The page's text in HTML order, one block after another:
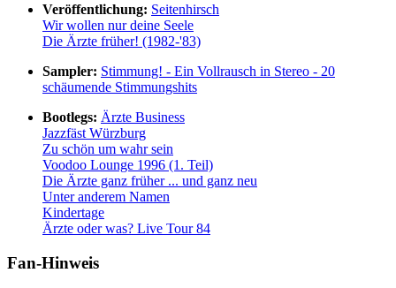
Veröffentlichung: Seitenhirsch
Wir wollen nur deine Seele
Die Ärzte früher! (1982-'83)
Sampler: Stimmung! - Ein Vollrausch in Stereo - 20
schäumende Stimmungshits
Bootlegs: Ärzte Business
Jazzfäst Würzburg
Zu schön um wahr sein
Voodoo Lounge 1996 (1. Teil)
Die Ärzte ganz früher ... und ganz neu
Unter anderem Namen
Kindertage
Ärzte oder was? Live Tour 84
Fan-Hinweis